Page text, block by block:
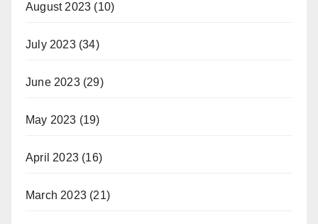
August 2023 (10)
July 2023(34)
June 2023(29)
May 2023 (19)
April 2023 (16)
March 2023 (21)